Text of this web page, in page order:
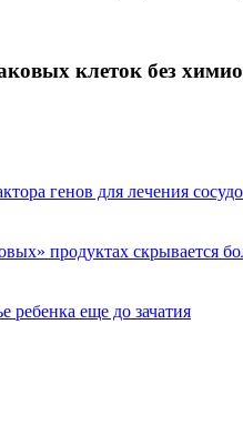
клеток без
генов для лечения
продуктах скрывается
ребенка еще до зачатия